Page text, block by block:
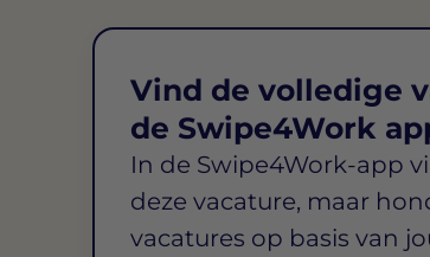
Vind de volledige
de Swipe4Work
In de Swipe4Work-app
deze vacature, maar
vacatures op basis van